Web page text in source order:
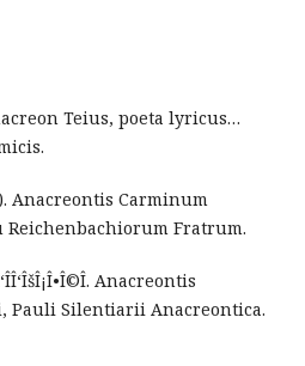
Teius, poeta lyricus…
Anacreontis Carminum
Reichenbachiorum Fratrum.
Anacreontis
Pauli Silentiarii Anacreontica.